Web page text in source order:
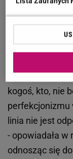
Małgorzata
To jest
i powiem
wpadnę na
kogoś, kto, nie
perfekcjonizmu
linia nie jest
- opowiadała w
odnosząc się